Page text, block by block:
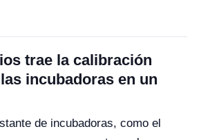
trae la calibración
incubadoras en un
de incubadoras, como el